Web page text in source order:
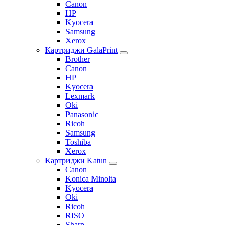
Canon
HP
Kyocera
Samsung
Xerox
Картриджи GalaPrint
Brother
Canon
HP
Kyocera
Lexmark
Oki
Panasonic
Ricoh
Samsung
Toshiba
Xerox
Картриджи Katun
Canon
Konica Minolta
Kyocera
Oki
Ricoh
RISO